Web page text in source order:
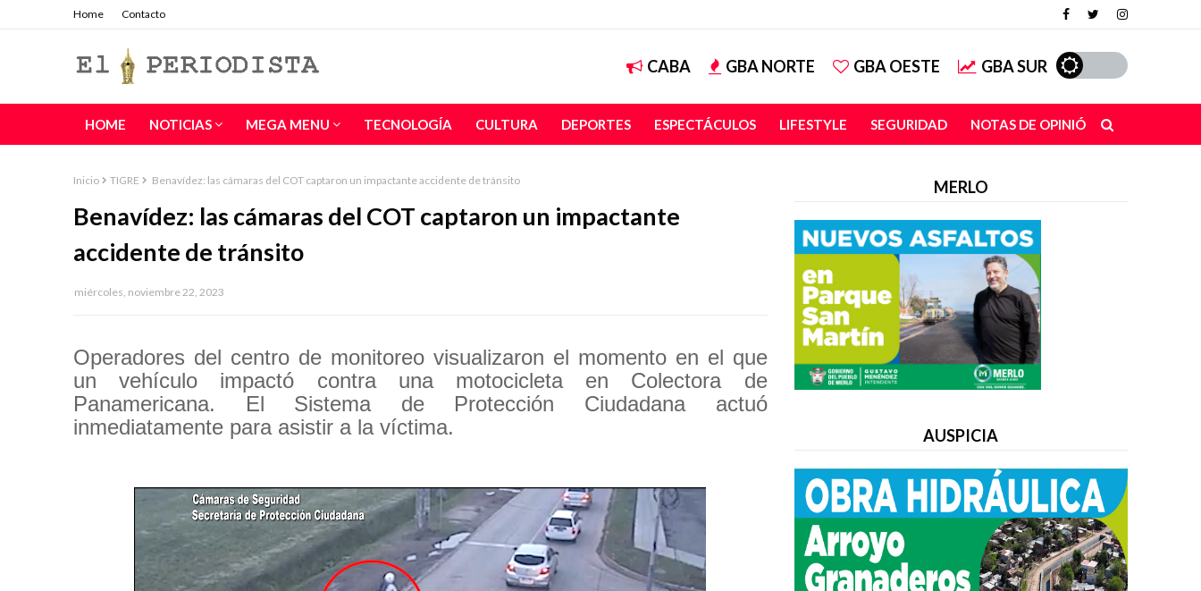
Home Contacto
CABA GBA NORTE GBA OESTE GBA SUR
HOME NOTICIAS MEGA MENU TECNOLOGÍA CULTURA DEPORTES ESPECTÁCULOS LIFESTYLE SEGURIDAD NOTAS DE OPINIÓN
Inicio TIGRE Benavídez: las cámaras del COT captaron un impactante accidente de tránsito
Benavídez: las cámaras del COT captaron un impactante
accidente de tránsito
miércoles, noviembre 22, 2023
Operadores del centro de monitoreo visualizaron el momento en el que
un vehículo impactó contra una motocicleta en Colectora de
Panamericana. El Sistema de Protección Ciudadana actuó
inmediatamente para asistir a la víctima.
MERLO
AUSPICIA